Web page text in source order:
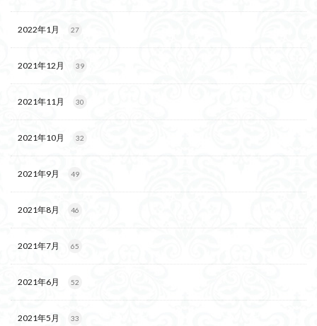
2022年1月 27
2021年12月 39
2021年11月 30
2021年10月 32
2021年9月 49
2021年8月 46
2021年7月 65
2021年6月 52
2021年5月 33